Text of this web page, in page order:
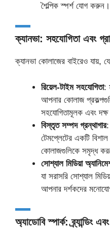
শৈল্পিক স্পর্শ যোগ করুন।
ক্যানভা: সহযোগিতা এবং
ক্যানভা কোলাজের বাইরেও যায়,
রিয়েল-টাইম সহযোগিতা:
আপনার কোলাজ
সহযোগিতামূলক এবং দক্ষ
বিস্তৃত সম্পদ গ্রন্থাগার:
টেমপ্লেটের একটি
কোলাজগুলিকে সমৃদ্ধ
সোশ্যাল মিডিয়া
যা সরাসরি সোশ্যাল
আপনার দর্শকদের
অ্যাডোবি স্পার্ক: ব্র্যান্ডিং